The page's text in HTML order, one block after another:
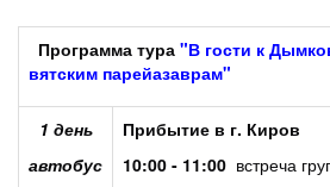
Программа тура "В гости к
вятским парейазаврам"
1 день
автобус
Прибытие в г. Киров
10:00 - 11:00 встреча